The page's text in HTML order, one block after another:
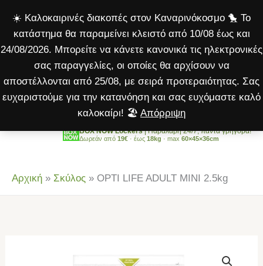
☀️ Καλοκαιρινές διακοπές στον Καναρινόκοσμο 🐤 Το
κατάστημα θα παραμείνει κλειστό από 10/08 έως και
24/08/2026. Μπορείτε να κάνετε κανονικά τις ηλεκτρονικές
σας παραγγελίες, οι οποίες θα αρχίσουν να
αποστέλλονται από 25/08, με σειρά προτεραιότητας. Σας
ευχαριστούμε για την κατανόηση και σας ευχόμαστε καλό
καλοκαίρι! 🏖️ Απόρριψη
στο
περιεχόμενο
BOX NOW Lockers| Παραλαβή 24/7, πάντα γρήγορα!
Δωρεάν από 19€ · έως 18kg · max 60×45×36cm
Αρχική » Σκύλος » OPTI LIFE ADULT MINI 2.5kg
MINI
2.5kg
ποσότητα